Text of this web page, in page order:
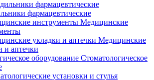
фармацевтические
Медицинские
Медицинские
и аптечки
Стоматологическое